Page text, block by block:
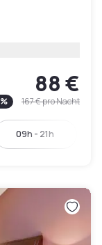
88 €
% 167 €pro Nacht
09h - 21h